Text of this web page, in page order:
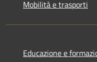
Mobilità e trasporti
Educazione e